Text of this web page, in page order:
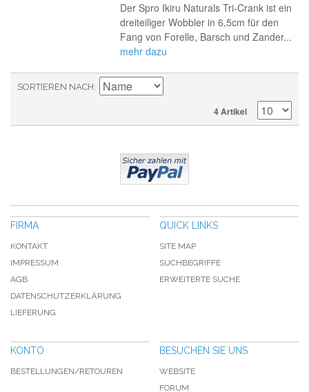
Der Spro Ikiru Naturals Tri-Crank ist ein
dreiteiliger Wobbler in 6,5cm für den
Fang von Forelle, Barsch und Zander...
mehr dazu
SORTIEREN NACH
4 Artikel
FIRMA
KONTAKT
IMPRESSUM
AGB
DATENSCHUTZERKLÄRUNG
LIEFERUNG
QUICK LINKS
SITE MAP
SUCHBEGRIFFE
ERWEITERTE SUCHE
KONTO
BESTELLUNGEN/RETOUREN
BESUCHEN SIE UNS
WEBSITE
FORUM